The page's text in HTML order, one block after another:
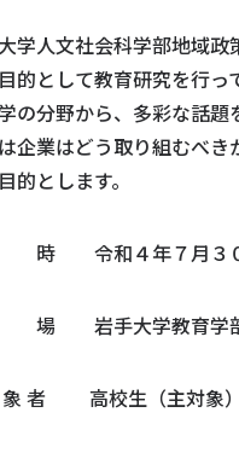
学人文社会科学部地域
的として教育研究を行
の分野から、多彩な話
企業はどう取り組むべ
的とします。
令和４年７月３０
岩手大学教育学
者 高校生（主対象